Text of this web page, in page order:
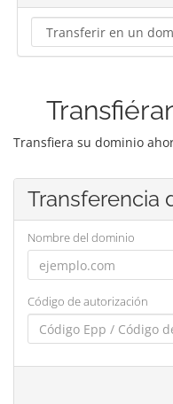
Transfiera su dominio
Transferencia
Nombre del dominio
Código de autorización